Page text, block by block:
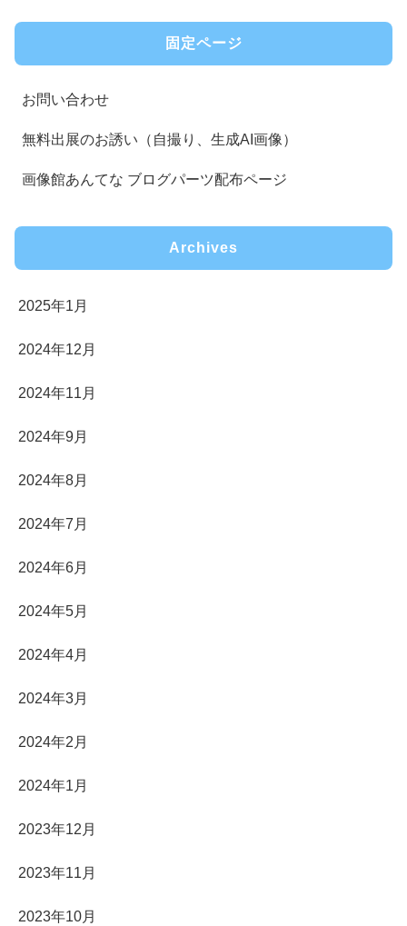
固定ページ
お問い合わせ
無料出展のお誘い（自撮り、生成AI画像）
画像館あんてな ブログパーツ配布ページ
Archives
2025年1月
2024年12月
2024年11月
2024年9月
2024年8月
2024年7月
2024年6月
2024年5月
2024年4月
2024年3月
2024年2月
2024年1月
2023年12月
2023年11月
2023年10月